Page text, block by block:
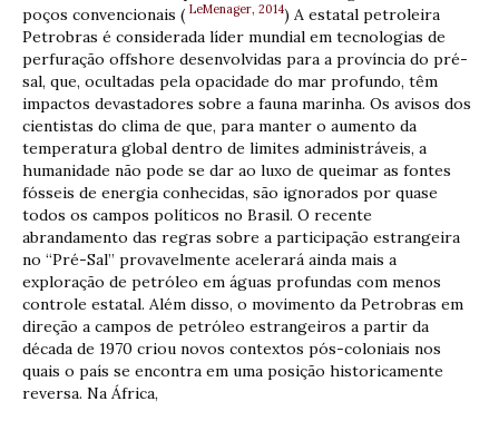
poços convencionais ( LeMenager, 2014) A estatal petroleira
Petrobras é considerada líder mundial em tecnologias de
perfuração offshore desenvolvidas para a província do pré-
sal, que, ocultadas pela opacidade do mar profundo, têm
impactos devastadores sobre a fauna marinha. Os avisos dos
cientistas do clima de que, para manter o aumento da
temperatura global dentro de limites administráveis, a
humanidade não pode se dar ao luxo de queimar as fontes
fósseis de energia conhecidas, são ignorados por quase
todos os campos políticos no Brasil. O recente
abrandamento das regras sobre a participação estrangeira
no “Pré-Sal” provavelmente acelerará ainda mais a
exploração de petróleo em águas profundas com menos
controle estatal. Além disso, o movimento da Petrobras em
direção a campos de petróleo estrangeiros a partir da
década de 1970 criou novos contextos pós-coloniais nos
quais o país se encontra em uma posição historicamente
reversa. Na África,